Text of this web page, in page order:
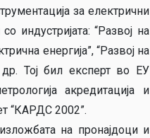
за електрични
индустријата: “Развој на
енергија”, “Развој на
Тој бил експерт во ЕУ
акредитација и
“КАРДС 2002”.
на пронајдоци и